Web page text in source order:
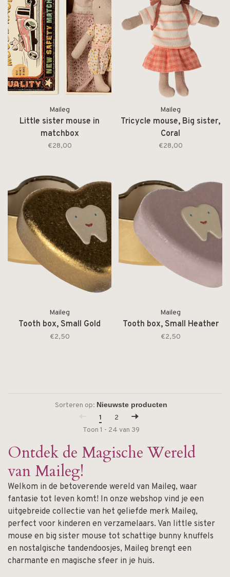
Maileg
Little sister mouse in
matchbox
€28,00
Maileg
Tricycle mouse, Big sister,
Coral
€28,00
Maileg
Tooth box, Small Gold
€2,50
Maileg
Tooth box, Small Heather
€2,50
Sorteren op:
1
2
Toon 1 - 24 van 39
Ontdek de Magische Wereld
van Maileg!
Welkom in de betoverende wereld van Maileg, waar
fantasie tot leven komt! In onze webshop vind je een
uitgebreide collectie van het geliefde merk Maileg,
perfect voor kinderen en verzamelaars. Van little sister
mouse en big sister mouse tot schattige bunny knuffels
en nostalgische tandendoosjes, Maileg brengt een
charmante en magische sfeer in je huis.